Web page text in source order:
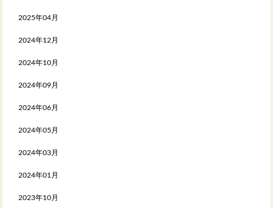
2025年04月
2024年12月
2024年10月
2024年09月
2024年06月
2024年05月
2024年03月
2024年01月
2023年10月